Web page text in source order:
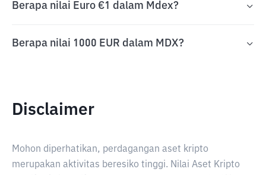
Berapa nilai Euro €1 dalam Mdex?
Berapa nilai 1000 EUR dalam MDX?
Disclaimer
Mohon diperhatikan, perdagangan aset kripto
merupakan aktivitas beresiko tinggi. Nilai Aset Kripto